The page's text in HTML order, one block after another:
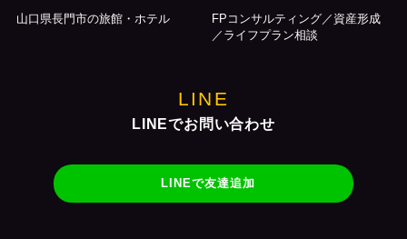
山口県長門市の旅館・ホテル
FPコンサルティング／資産形成
／ライフプラン相談
LINE
LINEでお問い合わせ
LINEで友達追加